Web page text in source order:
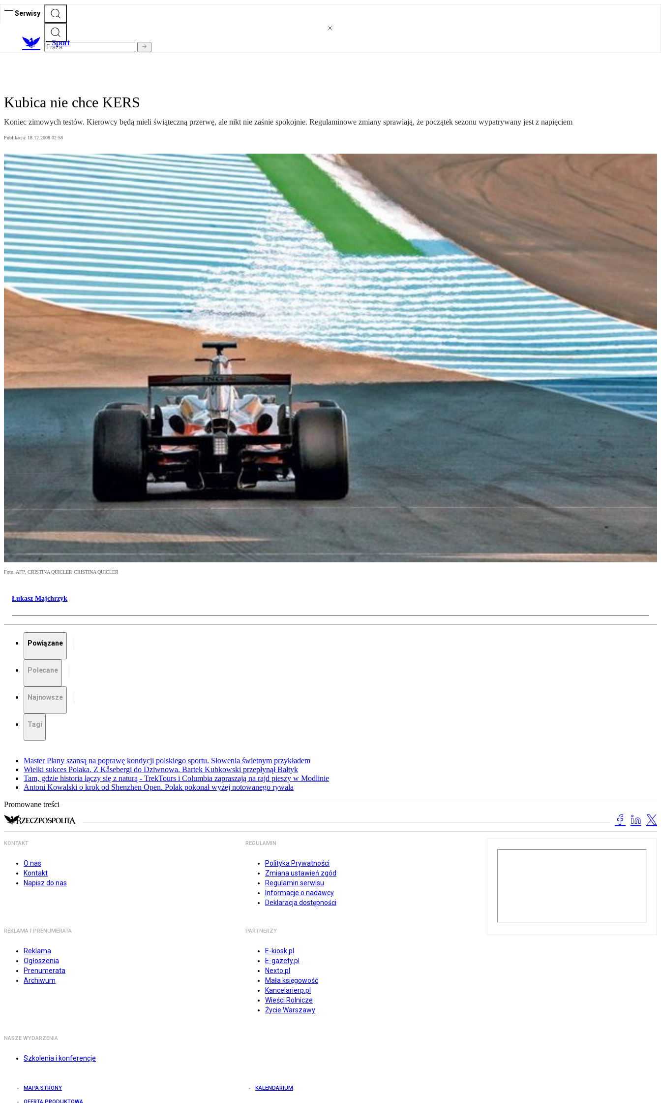
Serwisy
Sport
Kubica nie chce KERS
Koniec zimowych testów. Kierowcy będą mieli świąteczną przerwę, ale nikt nie zaśnie spokojnie. Regulaminowe zmiany sprawiają, że początek sezonu wypatrywany jest z napięciem
Publikacja: 18.12.2008 02:58
Foto: AFP, CRISTINA QUICLER CRISTINA QUICLER
Łukasz Majchrzyk
Powiązane
Polecane
Najnowsze
Tagi
Master Plany szansą na poprawę kondycji polskiego sportu. Słowenia świetnym przykładem
Wielki sukces Polaka. Z Kåsebergi do Dziwnowa. Bartek Kubkowski przepłynął Bałtyk
Tam, gdzie historia łączy się z naturą - TrekTours i Columbia zapraszają na rajd pieszy w Modlinie
Antoni Kowalski o krok od Shenzhen Open. Polak pokonał wyżej notowanego rywala
Promowane treści
KONTAKT
O nas
Kontakt
Napisz do nas
REGULAMIN
Polityka Prywatności
Zmiana ustawień zgód
Regulamin serwisu
Informacje o nadawcy
Deklaracja dostępności
REKLAMA I PRENUMERATA
Reklama
Ogłoszenia
Prenumerata
Archiwum
PARTNERZY
E-kiosk.pl
E-gazety.pl
Nexto.pl
Mała księgowość
Kancelarierp.pl
Wieści Rolnicze
Życie Warszawy
NASZE WYDARZENIA
Szkolenia i konferencje
MAPA STRONY KALENDARIUM